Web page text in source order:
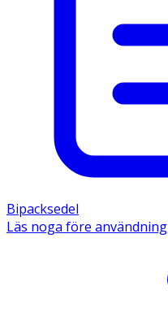
Bipacksedel
Läs noga före användning